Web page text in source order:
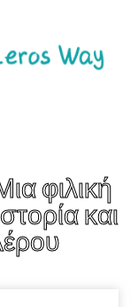
φιλική
και